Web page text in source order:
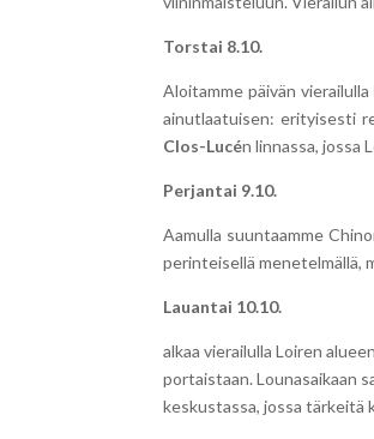
Torstai 8.10.
Aloitamme päivän vierailulla
ainutlaatuisen: erityisesti
Clos-Lucén linnassa, jossa
Perjantai 9.10.
Aamulla suuntaamme
perinteisellä menetelmällä,
Lauantai 10.10.
alkaa vierailulla Loiren
portaistaan. Lounasaikaan
keskustassa, jossa tärkeitä